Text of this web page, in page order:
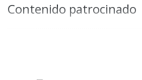
Contenido patrocinado